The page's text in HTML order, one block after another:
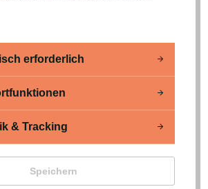
erforderlich
& Tracking
Speichern
Newsletter und
informiert.
ist natürlich jederzeit über